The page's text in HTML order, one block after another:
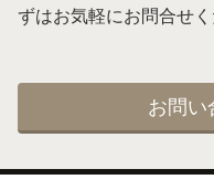
ずはお気軽にお問合せく
お問い